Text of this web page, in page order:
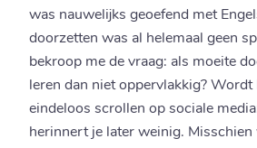
was nauwelijks geoefend met
doorzetten was al helemaal geen
bekroop me de vraag: als moeite
leren dan niet oppervlakkig? Wordt
eindeloos scrollen op sociale
herinnert je later weinig.